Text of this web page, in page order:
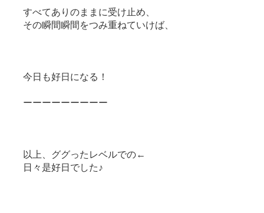
すべてありのままに受け止め、
その瞬間瞬間をつみ重ねていけば、
今日も好日になる！
ーーーーーーーーー
以上、ググったレベルでの←
日々是好日でした♪